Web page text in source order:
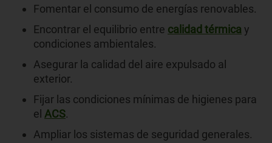
Fomentar el consumo de energías renovables.
Encontrar el equilibrio entre calidad térmicay
condiciones ambientales.
Asegurar la calidad del aire expulsado al
exterior.
Fijar las condiciones mínimas de higienes para
el ACS.
Ampliar los sistemas de seguridad generales.